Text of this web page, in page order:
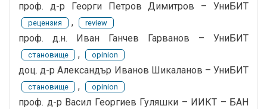
проф. д-р Георги Петров Димитров – УниБИТ
рецензия , review
проф. д.н. Иван Ганчев Гарванов – УниБИТ
становище , opinion
доц. д-р Александър Иванов Шикаланов – УниБИТ
становище , opinion
проф. д-р Васил Георгиев Гуляшки – ИИКТ – БАН